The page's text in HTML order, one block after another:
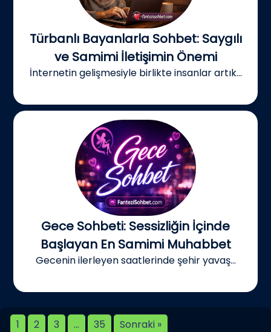
Türbanlı Bayanlarla Sohbet: Saygılı
ve Samimi İletişimin Önemi
İnternetin gelişmesiyle birlikte insanlar artık...
Gece Sohbeti: Sessizliğin İçinde
Başlayan En Samimi Muhabbet
Gecenin ilerleyen saatlerinde şehir yavaş...
1 2 3 … 35 Sonraki »